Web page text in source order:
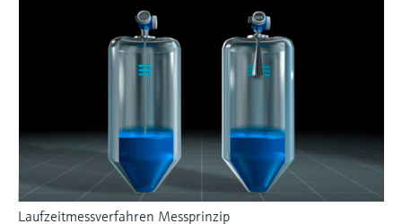
Laufzeitmessverfahren Messprinzip